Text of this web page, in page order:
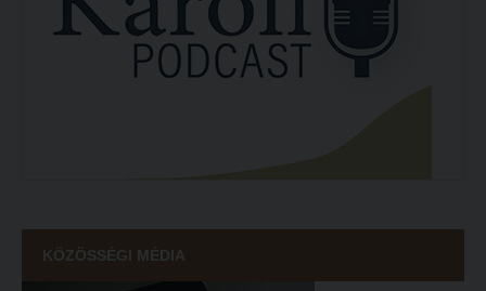
KÖZÖSSÉGI MÉDIA